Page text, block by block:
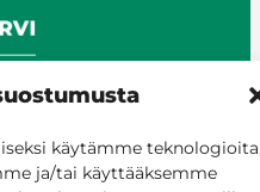
käytämme
ja/tai käyttääksemme